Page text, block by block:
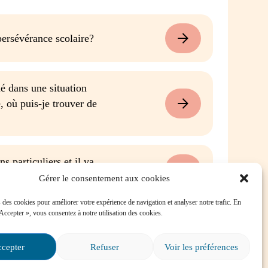
Gérer le consentement aux cookies
cookies pour améliorer votre expérience de navigation et analyser notre trafic. En
», vous consentez à notre utilisation des cookies.
Refuser Voir les préférences
scolaire?
dans une situation
où puis-je trouver de
particuliers et il va